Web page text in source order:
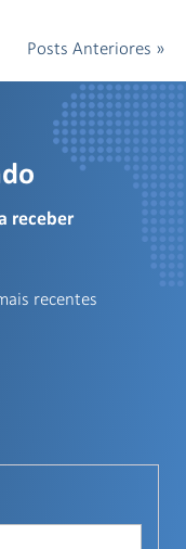
Posts Anteriores »
receber
recentes